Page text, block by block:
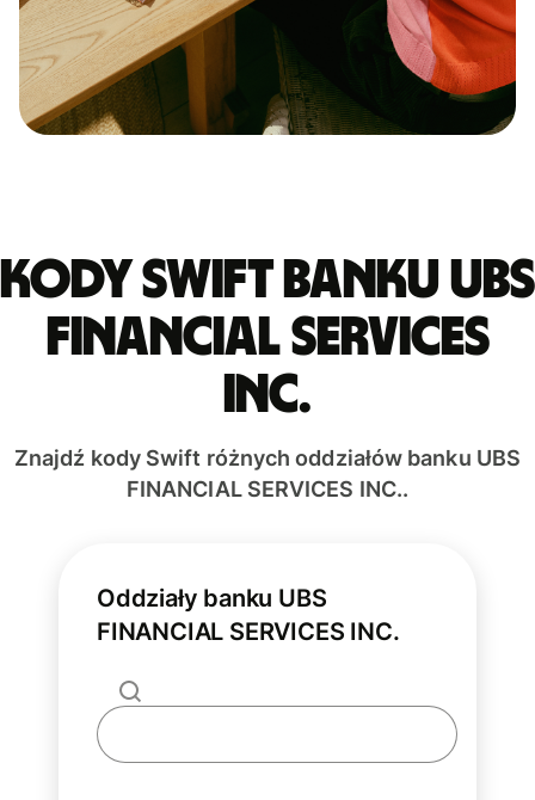
Kody Swift banku UBS
FINANCIAL SERVICES
INC.
Znajdź kody Swift różnych oddziałów banku UBS
FINANCIAL SERVICES INC..
Oddziały banku UBS
FINANCIAL SERVICES INC.